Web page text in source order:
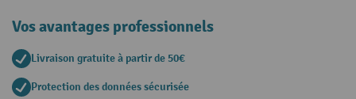
Vos avantages professionnels
Livraison gratuite à partir de 50€
Protection des données sécurisée